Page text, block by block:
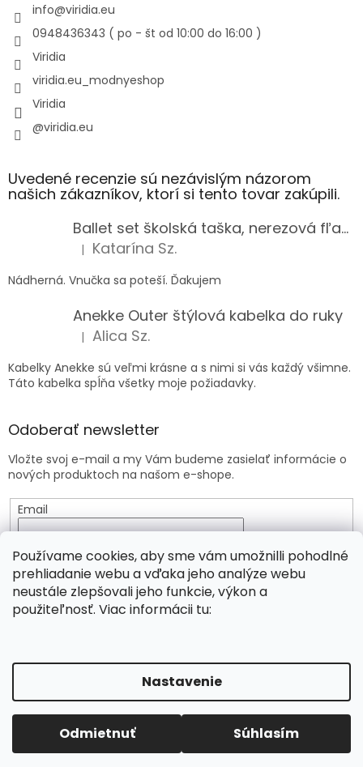
Používame cookies, aby sme vám umožnilli pohodlné
prehliadanie webu a vďaka jeho analýze webu
neustále zlepšovali jeho funkcie, výkon a
použiteľnosť. Viac informácii tu:
Nastavenie
Odmietnuť Súhlasím
Objednávky prijaté od 3.8. do 6.8.2026 budú odoslané v
info@viridia.eu
0948436343 ( po - št od 10:00 do 16:00 )
Viridia
viridia.eu_modnyeshop
Viridia
@viridia.eu
Uvedené recenzie sú nezávislým názorom
našich zákazníkov, ktorí si tento tovar zakúpili.
Ballet set školská taška, nerezová fľaša a plný peračník s motívom baletky pre dievča
Hodnotenie produktu je 5 z 5 hviezdičiek.
| Katarína Sz.
Nádherná. Vnučka sa poteší. Ďakujem
Anekke Outer štýlová kabelka do ruky
Hodnotenie produktu je 5 z 5 hviezdičiek.
| Alica Sz.
Kabelky Anekke sú veľmi krásne a s nimi si vás každý všimne.
Táto kabelka spĺňa všetky moje požiadavky.
Odoberať newsletter
Vložte svoj e-mail a my Vám budeme zasielať informácie o
nových produktoch na našom e-shope.
Email
osobných údajov
PRIHLÁSIŤ SA
Copyright 2026Viridia.eu. Všetky práva vyhradené.
Upraviť nastavenie cookies